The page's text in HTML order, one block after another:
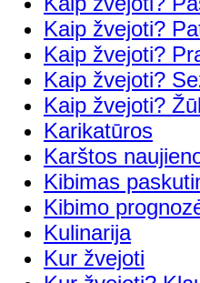
Kaip žvejoti?
Kaip žvejoti?
Kaip žvejoti?
Kaip žvejoti?
Karikatūros
Karštos
Kibimas
Kibimo
Kulinarija
Kur žvejoti